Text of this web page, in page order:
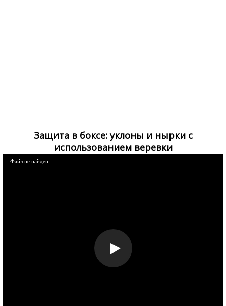
Защита в боксе: уклоны и нырки с
использованием веревки
Файл не найден